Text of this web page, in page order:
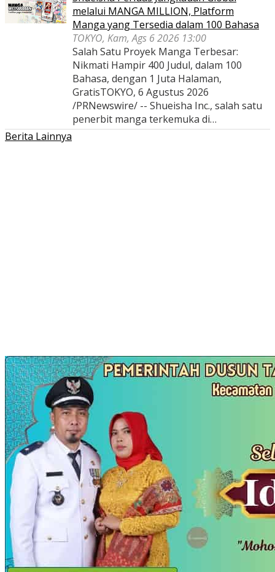
melalui MANGA MILLION, Platform
Manga yang Tersedia dalam 100 Bahasa
TOKYO, Kam, Ags 6 2026 13:00
Salah Satu Proyek Manga Terbesar:
Nikmati Hampir 400 Judul, dalam 100
Bahasa, dengan 1 Juta Halaman,
GratisTOKYO, 6 Agustus 2026
/PRNewswire/ -- Shueisha Inc., salah satu
penerbit manga terkemuka di…
Berita Lainnya